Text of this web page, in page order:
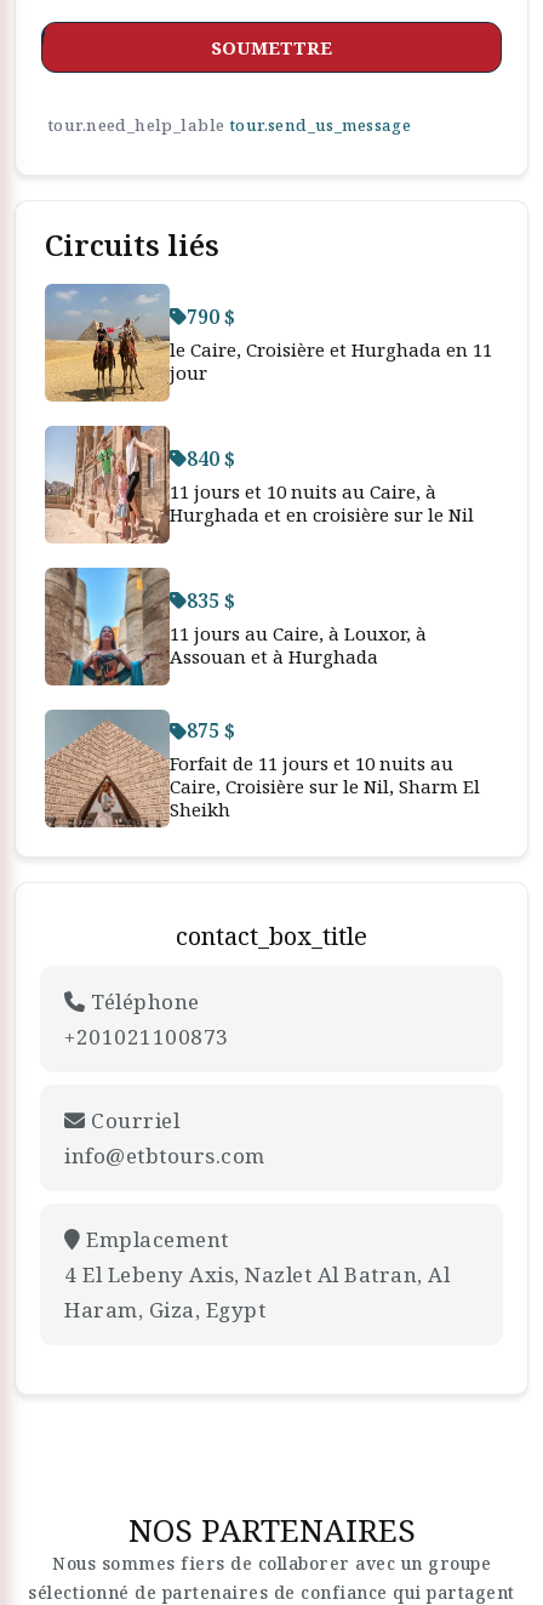
SOUMETTRE
tour.need_help_lable tour.send_us_message
Circuits liés
790 $
le Caire, Croisière et Hurghada en 11
jour
840 $
11 jours et 10 nuits au Caire, à
Hurghada et en croisière sur le Nil
835 $
11 jours au Caire, à Louxor, à
Assouan et à Hurghada
875 $
Forfait de 11 jours et 10 nuits au
Caire, Croisière sur le Nil, Sharm El
Sheikh
contact_box_title
Téléphone
+201021100873
Courriel
info@etbtours.com
Emplacement
4 El Lebeny Axis, Nazlet Al Batran, Al
Haram, Giza, Egypt
NOS PARTENAIRES
Nous sommes fiers de collaborer avec un groupe
sélectionné de partenaires de confiance qui partagent